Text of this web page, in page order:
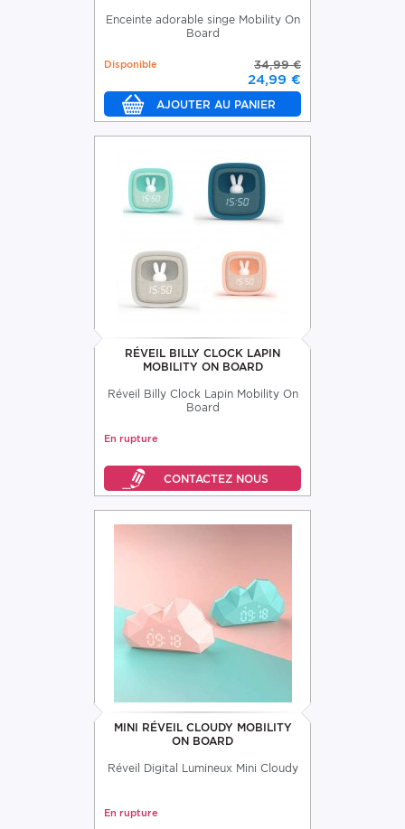
Enceinte adorable singe Mobility On
Board
34,99 €
24,99 €
Disponible
RÉVEIL BILLY CLOCK LAPIN
MOBILITY ON BOARD
Réveil Billy Clock Lapin Mobility On
Board
En rupture
MINI RÉVEIL CLOUDY MOBILITY
ON BOARD
Réveil Digital Lumineux Mini Cloudy
En rupture